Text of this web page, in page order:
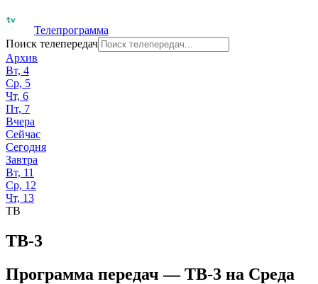
Телепрограмма
Поиск телепередач
Архив
Вт, 4
Ср, 5
Чт, 6
Пт, 7
Вчера
Сейчас
Сегодня
Завтра
Вт, 11
Ср, 12
Чт, 13
ТВ
ТВ-3
Программа передач —ТВ-3 на Среда